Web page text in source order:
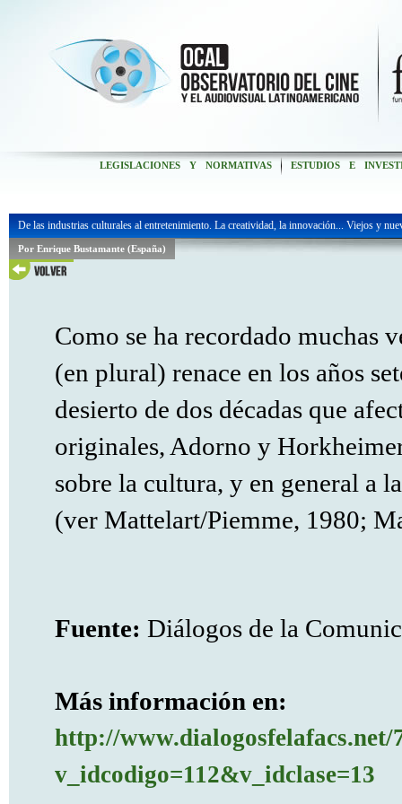
LEGISLACIONES Y NORMATIVAS ESTUDIOS E
De las industrias culturales al entretenimiento. La creatividad, la innovación... Viejos y
Por Enrique Bustamante (España)
Como se ha recordado muchas
(en plural) renace en los años
desierto de dos décadas que
originales, Adorno y
sobre la cultura, y en general a
(ver Mattelart/Piemme, 1980;
Fuente: Diálogos de la
Más información en:
http://
v_idcodigo=112&v_idclase=13